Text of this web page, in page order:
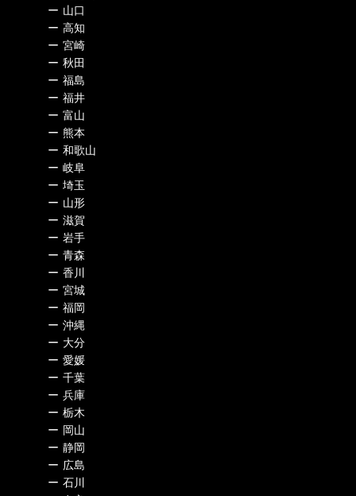
ー 山口
ー 高知
ー 宮崎
ー 秋田
ー 福島
ー 福井
ー 富山
ー 熊本
ー 和歌山
ー 岐阜
ー 埼玉
ー 山形
ー 滋賀
ー 岩手
ー 青森
ー 香川
ー 宮城
ー 福岡
ー 沖縄
ー 大分
ー 愛媛
ー 千葉
ー 兵庫
ー 栃木
ー 岡山
ー 静岡
ー 広島
ー 石川